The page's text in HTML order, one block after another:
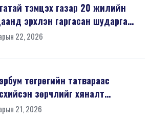
тэмцэх газар 20 жилийн
эрхлэн гаргасан шударга
22, 2026
төгрөгийн татвараас
зөрчлийг хяналт
...
21, 2026